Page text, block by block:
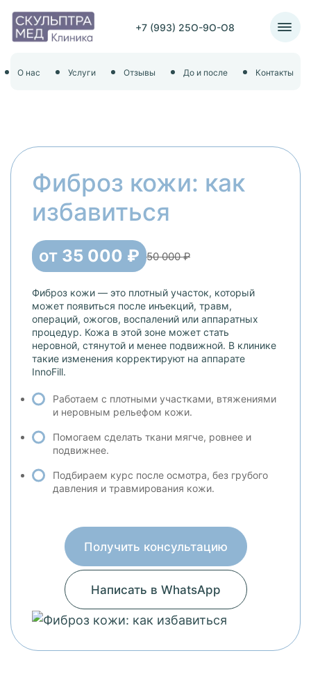
+7 (993) 25O-9O-O8
О нас Услуги Отзывы До и после Контакты
Фиброз кожи: как
избавиться
от 35 000 ₽ 50 000 ₽
Фиброз кожи — это плотный участок, который
может появиться после инъекций, травм,
операций, ожогов, воспалений или аппаратных
процедур. Кожа в этой зоне может стать
неровной, стянутой и менее подвижной. В клинике
такие изменения корректируют на аппарате
InnoFill.
Работаем с плотными участками, втяжениями
и неровным рельефом кожи.
Помогаем сделать ткани мягче, ровнее и
подвижнее.
Подбираем курс после осмотра, без грубого
давления и травмирования кожи.
Получить консультацию
Написать в WhatsApp